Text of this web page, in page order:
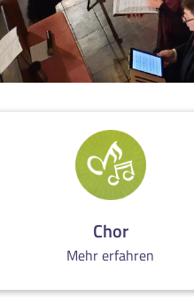
Chor
Mehr erfahren